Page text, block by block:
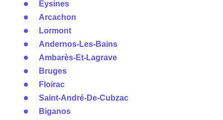
Eysines
Arcachon
Lormont
Andernos-Les-Bains
Ambarès-Et-Lagrave
Bruges
Floirac
Saint-André-De-Cubzac
Biganos